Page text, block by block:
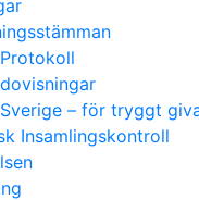
Protokoll
– för tryggt
Insamlingskontroll